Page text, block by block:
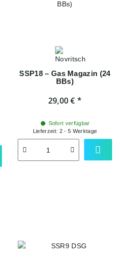
SSP18 – Gas Magazin (24
BBs)
29,00 €*
Sofort verfügbar
Lieferzeit: 2 - 5 Werktage